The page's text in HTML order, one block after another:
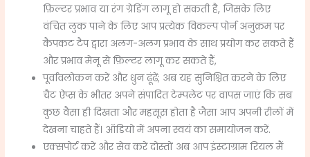
फ़िल्टर प्रभाव या रंग ग्रेडिंग लागू हो सकती है, जिसके लिए
वंचित लुक पाने के लिए आप प्रत्येक विकल्प पोर्न अनुक्रम पर
कैपकट टैप द्वारा अलग-अलग प्रभाव के साथ प्रयोग कर सकते हैं
और प्रभाव मेनू से फ़िल्टर लागू कर सकते हैं,
पूर्वावलोकन करें और धुन ढूंढें; अब यह सुनिश्चित करने के लिए
चैट ऐप्स के भीतर अपने संपादित टेम्पलेट पर वापस जाएं कि सब
कुछ वैसा ही दिखता और महसूस होता है जैसा आप अपनी रीलों में
देखना चाहते हैं। ऑडियो में अपना स्वयं का समायोजन करें.
एक्सपोर्ट करें और सेव करें दोस्तों अब आप इंस्टाग्राम रियल मैं